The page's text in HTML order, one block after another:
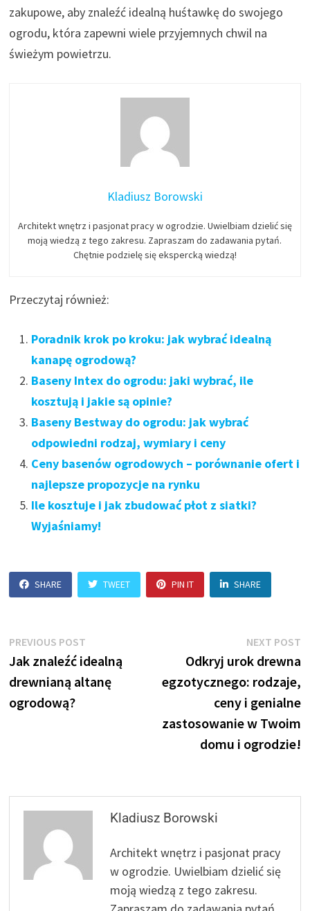
zakupowe, aby znaleźć idealną huśtawkę do swojego
ogrodu, która zapewni wiele przyjemnych chwil na
świeżym powietrzu.
Kladiusz Borowski
Architekt wnętrz i pasjonat pracy w ogrodzie. Uwielbiam dzielić się
moją wiedzą z tego zakresu. Zapraszam do zadawania pytań.
Chętnie podzielę się ekspercką wiedzą!
Przeczytaj również:
Poradnik krok po kroku: jak wybrać idealną
kanapę ogrodową?
Baseny Intex do ogrodu: jaki wybrać, ile
kosztują i jakie są opinie?
Baseny Bestway do ogrodu: jak wybrać
odpowiedni rodzaj, wymiary i ceny
Ceny basenów ogrodowych – porównanie ofert i
najlepsze propozycje na rynku
Ile kosztuje i jak zbudować płot z siatki?
Wyjaśniamy!
SHARE TWEET PIN IT SHARE
Nawigacja
wpisu
PREVIOUS POST
post:
Jak znaleźć idealną
drewnianą altanę
ogrodową?
NEXT POST
Odkryj urok drewna
egzotycznego: rodzaje,
ceny i genialne
zastosowanie w Twoim
domu i ogrodzie!
Kladiusz Borowski
Architekt wnętrz i pasjonat pracy
w ogrodzie. Uwielbiam dzielić się
moją wiedzą z tego zakresu.